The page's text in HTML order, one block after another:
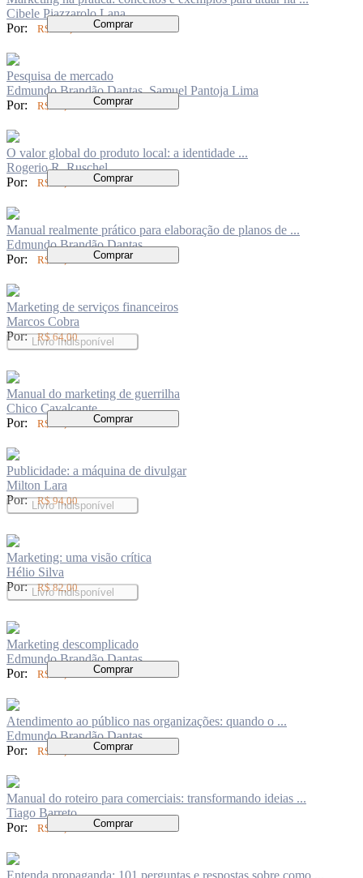
Cibele Piazzarolo Lana
Por:
R$ 100,00 Comprar
Pesquisa de mercado
Edmundo Brandão Dantas, Samuel Pantoja Lima
Por:
R$ 60,00 Comprar
O valor global do produto local: a identidade ...
Rogerio R. Ruschel
Por:
R$ 62,00 Comprar
Manual realmente prático para elaboração de planos de ...
Edmundo Brandão Dantas
Por:
R$ 67,00 Comprar
Marketing de serviços financeiros
Marcos Cobra
Por:
R$ 64,00
Livro Indisponível
Manual do marketing de guerrilha
Chico Cavalcante
Por:
R$ 69,00 Comprar
Publicidade: a máquina de divulgar
Milton Lara
Por:
R$ 94,00
Livro Indisponível
Marketing: uma visão crítica
Hélio Silva
Por:
R$ 82,00
Livro Indisponível
Marketing descomplicado
Edmundo Brandão Dantas
Por:
R$ 62,00 Comprar
Atendimento ao público nas organizações: quando o ...
Edmundo Brandão Dantas
Por:
R$ 84,00 Comprar
Manual do roteiro para comerciais: transformando ideias ...
Tiago Barreto
Por:
R$ 84,00 Comprar